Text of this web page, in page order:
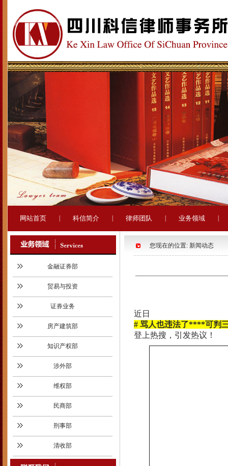
网站首页 科信简介 律师团队 业务领域
金融证券部
贸易与投资
证券业务
房产建筑部
知识产权部
涉外部
维权部
民商部
刑事部
清收部
您现在的位置: 新闻动态
近日
# 骂人也违法了****可判
登上热搜，引发热议！